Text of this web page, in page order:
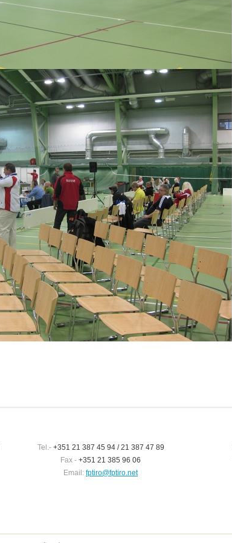
Tel.-+351 21 387 45 94 / 21 387 47 89
Fax - +351 21 385 96 06
Email: fptiro@fptiro.net